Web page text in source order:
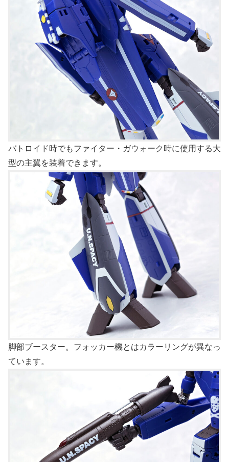
バトロイド時でもファイター・ガウォーク時に使用する大
型の主翼を装着できます。
脚部ブースター。フォッカー機とはカラーリングが異なっ
ています。